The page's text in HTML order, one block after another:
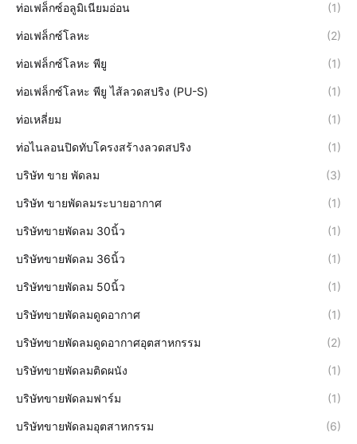
ท่อเฟล็กซ์อลูมิเนียมอ่อน (1)
ท่อเฟล็กซ์โลหะ (2)
ท่อเฟล็กซ์โลหะ พียู (1)
ท่อเฟล็กซ์โลหะ พียู ไส้ลวดสปริง (PU-S) (1)
ท่อเหลี่ยม (1)
ท่อไนลอนปิดทับโครงสร้างลวดสปริง (1)
บริษัท ขาย พัดลม (3)
บริษัท ขายพัดลมระบายอากาศ (1)
บริษัทขายพัดลม 30นิ้ว (1)
บริษัทขายพัดลม 36นิ้ว (1)
บริษัทขายพัดลม 50นิ้ว (1)
บริษัทขายพัดลมดูดอากาศ (1)
บริษัทขายพัดลมดูดอากาศอุตสาหกรรม (2)
บริษัทขายพัดลมติดผนัง (1)
บริษัทขายพัดลมฟาร์ม (1)
บริษัทขายพัดลมอุตสาหกรรม (6)